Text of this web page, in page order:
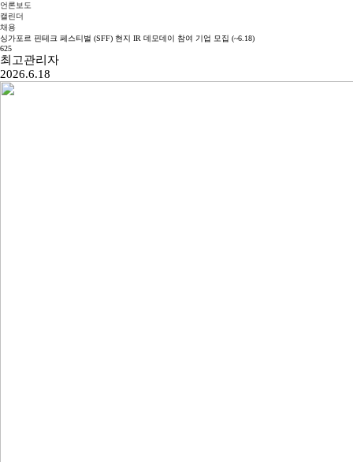
언론보도
캘린더
채용
싱가포르 핀테크 페스티벌 (SFF) 현지 IR 데모데이 참여 기업 모집 (~6.18)
625
최고관리자
2026.6.18